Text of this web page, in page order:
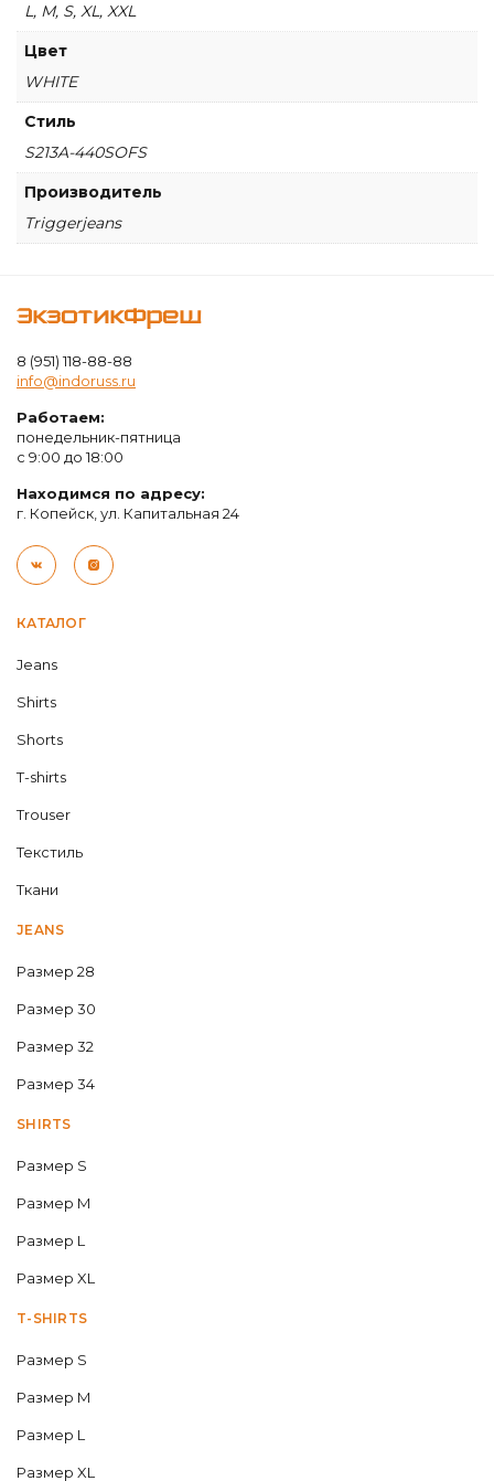
Full
Sleeves
L, M, S, XL, XXL
Цвет
WHITE
Стиль
S213A-440SOFS
Производитель
Triggerjeans
КАТАЛОГ
Jeans
Shirts
Shorts
T-shirts
Trouser
Текстиль
Ткани
JEANS
Размер 28
Размер 30
Размер 32
Размер 34
SHIRTS
Размер S
Размер M
Размер L
Размер XL
T-SHIRTS
Размер S
Размер M
Размер L
Размер XL
ЭкзотикФреш
8 (951) 118-88-88
info@indoruss.ru
Работаем:
понедельник-пятница
с 9:00 до 18:00
Находимся по адресу:
г. Копейск, ул. Капитальная 24